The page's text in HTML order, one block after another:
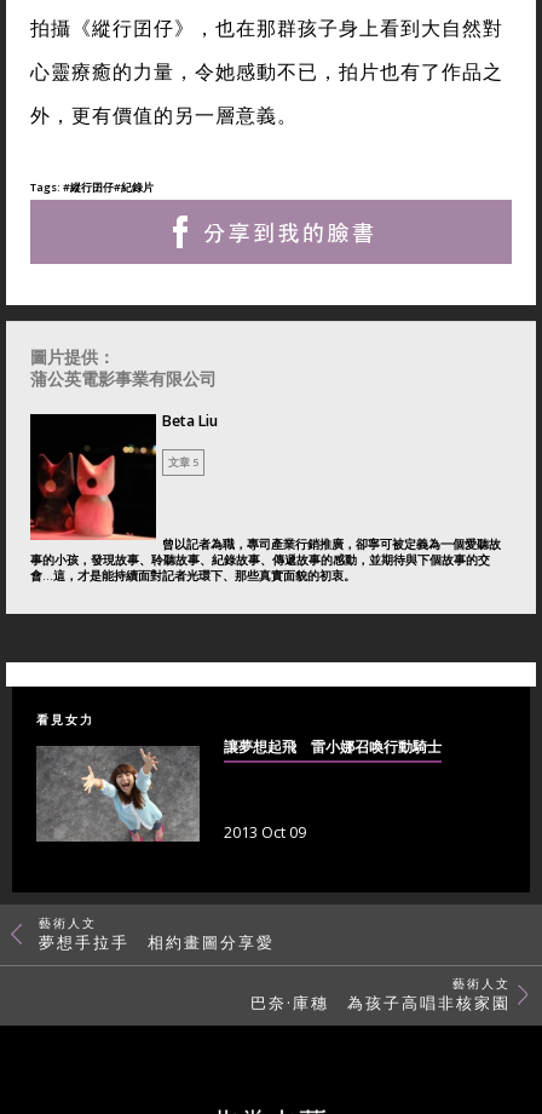
拍攝《縱行囝仔》，也在那群孩子身上看到大自然對
心靈療癒的力量，令她感動不已，拍片也有了作品之
外，更有價值的另一層意義。
Tags: #縱行囝仔#紀錄片
圖片提供：
蒲公英電影事業有限公司
Beta Liu
文章 5
曾以記者為職，專司產業行銷推廣，卻寧可被定義為一個愛聽故
事的小孩，發現故事、聆聽故事、紀錄故事、傳遞故事的感動，並期待與下個故事的交
會…這，才是能持續面對記者光環下、那些真實面貌的初衷。
看見女力
讓夢想起飛 雷小娜召喚行動騎士
2013 Oct 09
藝術人文
夢想手拉手 相約畫圖分享愛
藝術人文
巴奈·庫穗 為孩子高唱非核家園